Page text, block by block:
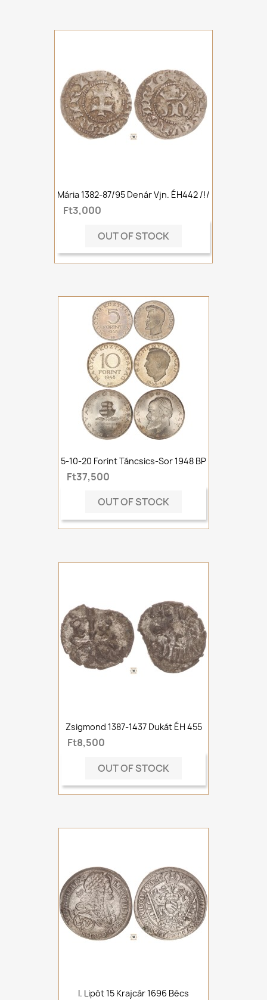
Mária 1382-87/95 Denár Vjn. ÉH442 /!/
Ft3,000
OUT OF STOCK
5-10-20 Forint Táncsics-Sor 1948 BP
Ft37,500
OUT OF STOCK
Zsigmond 1387-1437 Dukát ÉH 455
Ft8,500
OUT OF STOCK
I. Lipót 15 Krajcár 1696 Bécs